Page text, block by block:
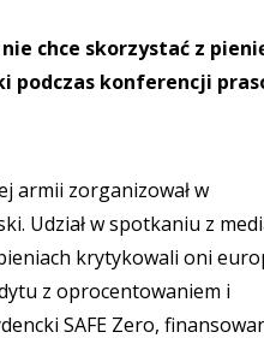
chce skorzystać z
podczas konferencji
armii zorganizował w
Udział w spotkaniu z
krytykowali oni
z oprocentowaniem i
SAFE Zero,